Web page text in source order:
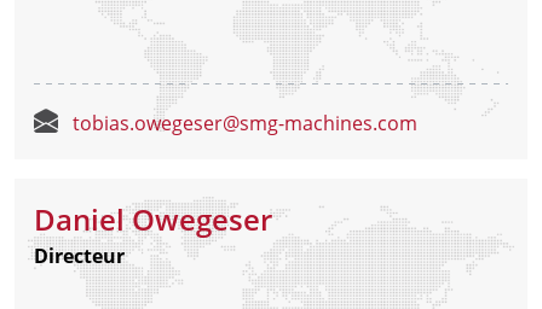
tobias.owegeser@smg-machines.com
Daniel Owegeser
Directeur